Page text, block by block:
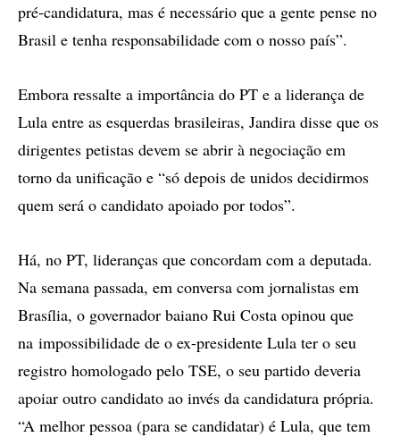
pré-candidatura, mas é necessário que a gente pense no
Brasil e tenha responsabilidade com o nosso país”.
Embora ressalte a importância do PT e a liderança de
Lula entre as esquerdas brasileiras, Jandira disse que os
dirigentes petistas devem se abrir à negociação em
torno da unificação e “só depois de unidos decidirmos
quem será o candidato apoiado por todos”.
Há, no PT, lideranças que concordam com a deputada.
Na semana passada, em conversa com jornalistas em
Brasília, o governador baiano Rui Costa opinou que
na impossibilidade de o ex-presidente Lula ter o seu
registro homologado pelo TSE, o seu partido deveria
apoiar outro candidato ao invés da candidatura própria.
“A melhor pessoa (para se candidatar) é Lula, que tem